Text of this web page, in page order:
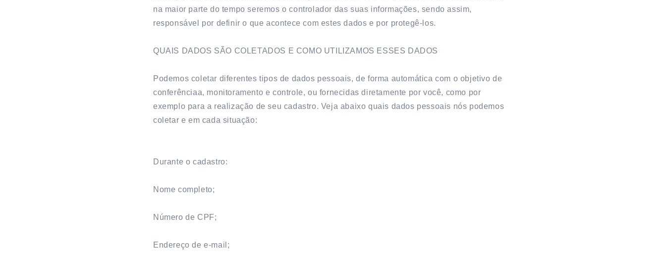
na maior parte do tempo seremos o controlador das suas informações, sendo assim,
responsável por definir o que acontece com estes dados e por protegê-los.
QUAIS DADOS SÃO COLETADOS E COMO UTILIZAMOS ESSES DADOS
Podemos coletar diferentes tipos de dados pessoais, de forma automática com o objetivo de
conferênciaa, monitoramento e controle, ou fornecidas diretamente por você, como por
exemplo para a realização de seu cadastro. Veja abaixo quais dados pessoais nós podemos
coletar e em cada situação:
Durante o cadastro:
Nome completo;
Número de CPF;
Endereço de e-mail;